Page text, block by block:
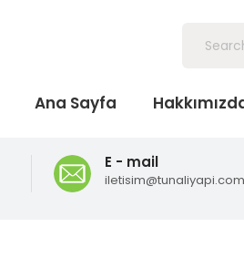
Ana Sayfa
E - mail